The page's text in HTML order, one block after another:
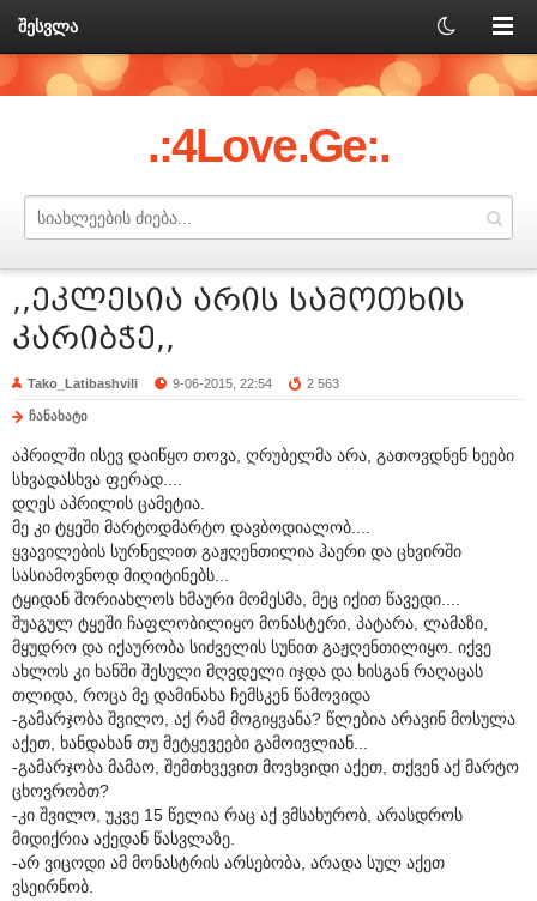
შესვლა
.:4Love.Ge:.
,,ეკლესია არის სამოთხის
კარიბჭე,,
Tako_Latibashvili 9-06-2015, 22:54 2 563
ჩანახატი
აპრილში ისევ დაიწყო თოვა, ღრუბელმა არა, გათოვდნენ ხეები
სხვადასხვა ფერად....
დღეს აპრილის ცამეტია.
მე კი ტყეში მარტოდმარტო დავბოდიალობ....
ყვავილების სურნელით გაჟღენთილია ჰაერი და ცხვირში
სასიამოვნოდ მიღიტინებს...
ტყიდან შორიახლოს ხმაური მომესმა, მეც იქით წავედი....
შუაგულ ტყეში ჩაფლობილიყო მონასტერი, პატარა, ლამაზი,
მყუდრო და იქაურობა სიძველის სუნით გაჟღენთილიყო. იქვე
ახლოს კი ხანში შესული მღვდელი იჯდა და ხისგან რაღაცას
თლიდა, როცა მე დამინახა ჩემსკენ წამოვიდა
-გამარჯობა შვილო, აქ რამ მოგიყვანა? წლებია არავინ მოსულა
აქეთ, ხანდახან თუ მეტყევეები გამოივლიან...
-გამარჯობა მამაო, შემთხვევით მოვხვიდი აქეთ, თქვენ აქ მარტო
ცხოვრობთ?
-კი შვილო, უკვე 15 წელია რაც აქ ვმსახურობ, არასდროს
მიდიქრია აქედან წასვლაზე.
-არ ვიცოდი ამ მონასტრის არსებობა, არადა სულ აქეთ
ვსეირნობ.